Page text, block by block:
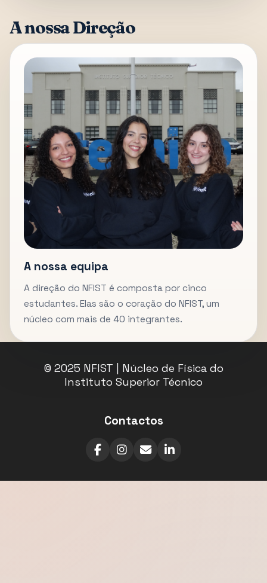
A nossa Direção
A nossa equipa
A direção do NFIST é composta por cinco
estudantes. Elas são o coração do NFIST, um
núcleo com mais de 40 integrantes.
© 2025 NFIST | Núcleo de Física do
Instituto Superior Técnico
Contactos